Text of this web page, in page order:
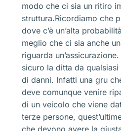
modo che ci sia un ritiro
struttura.Ricordiamo che
dove c’è un’alta
meglio che ci sia anche
riguarda
sicuro la ditta da
di danni. Infatti una gru
deve comunque venire
di un veicolo che viene
terze persone,
che devono avere la